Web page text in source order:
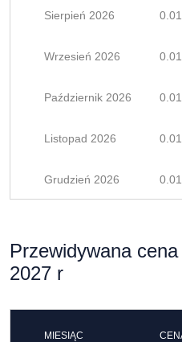
Sierpień 2026
Wrzesień 2026
Październik 2026
Listopad 2026
Grudzień 2026
Przewidywana
2027 r
MIESIĄC